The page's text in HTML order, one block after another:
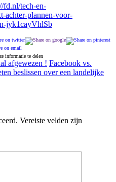
fd.nl/tech-en-
achter-plannen-voor-
jyk1cayVhlSb
informatie te delen
afgewezen ! Facebook vs.
beslissen over een landelijke
Vereiste velden zijn